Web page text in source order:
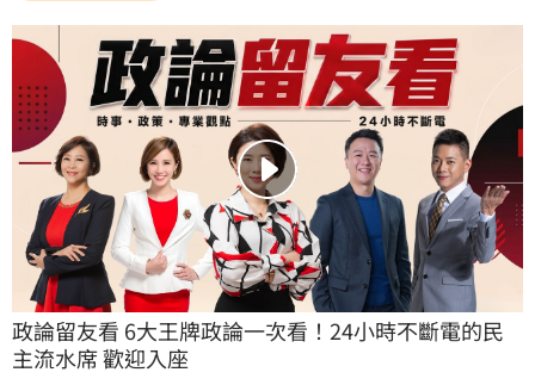
政論留友看 6大王牌政論一次看！24小時不斷電的民
主流水席 歡迎入座